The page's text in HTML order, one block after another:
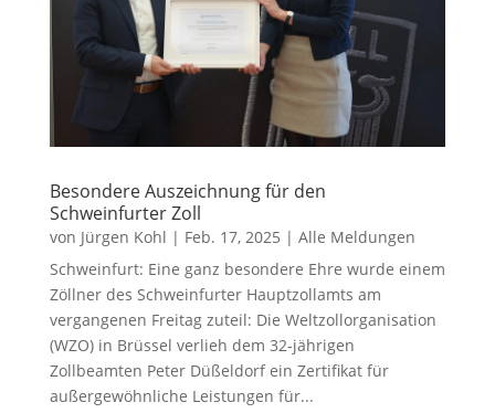
Besondere Auszeichnung für den
Schweinfurter Zoll
von Jürgen Kohl | Feb. 17, 2025 | Alle Meldungen
Schweinfurt: Eine ganz besondere Ehre wurde einem
Zöllner des Schweinfurter Hauptzollamts am
vergangenen Freitag zuteil: Die Weltzollorganisation
(WZO) in Brüssel verlieh dem 32-jährigen
Zollbeamten Peter Düßeldorf ein Zertifikat für
außergewöhnliche Leistungen für...